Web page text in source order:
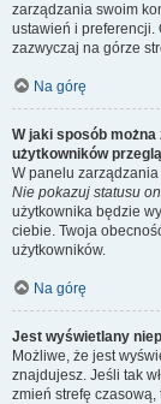
zarządzania swoim
ustawień i preferencji.
zazwyczaj na górze
Na górę
W jaki sposób
użytkowników
W panelu
Nie pokazuj statusu
użytkownika będzie
ciebie. Twoja
użytkowników.
Na górę
Jest wyświetlany
Możliwe, że jest
znajdujesz. Jeśli tak
zmień strefę czasową,